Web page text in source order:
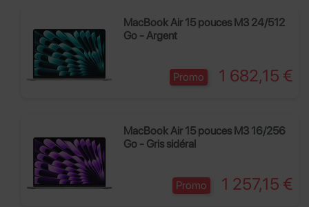
MacBook Air 15 pouces M3 24/512
Go - Argent
Promo Prix
1 682,15 €
MacBook Air 15 pouces M3 16/256
Go - Gris sidéral
Promo Prix
1 257,15 €